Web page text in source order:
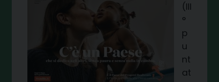
(III
°
p
u
nt
at